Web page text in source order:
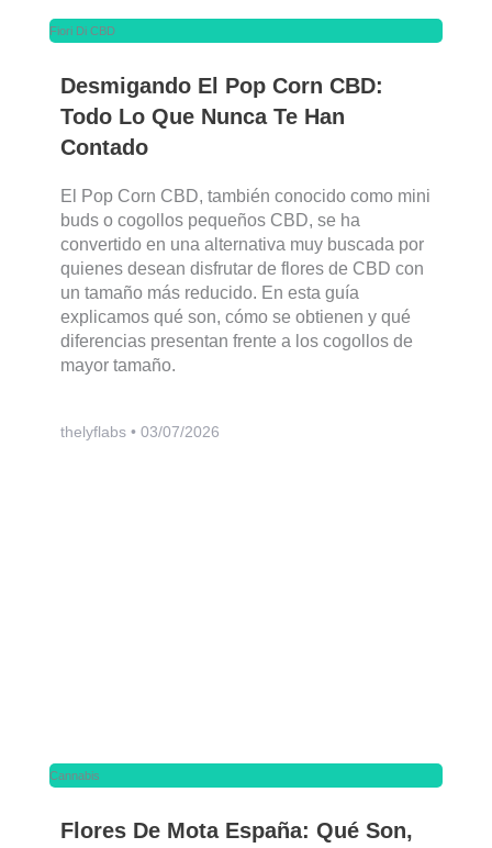
Fiori Di CBD
Desmigando El Pop Corn CBD:
Todo Lo Que Nunca Te Han
Contado
El Pop Corn CBD, también conocido como mini
buds o cogollos pequeños CBD, se ha
convertido en una alternativa muy buscada por
quienes desean disfrutar de flores de CBD con
un tamaño más reducido. En esta guía
explicamos qué son, cómo se obtienen y qué
diferencias presentan frente a los cogollos de
mayor tamaño.
thelyflabs 03/07/2026
Cannabis
Flores De Mota España: Qué Son,